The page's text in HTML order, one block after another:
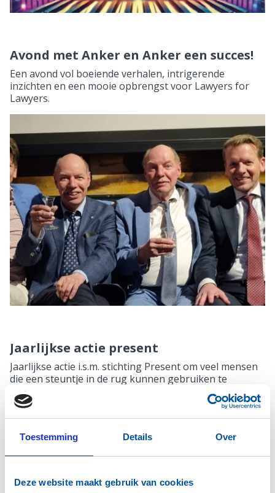
Toestemming Details Over
Deze website maakt gebruik van cookies
Avond met Anker en Anker een succes!
Een avond vol boeiende verhalen, intrigerende
inzichten en een mooie opbrengst voor Lawyers for
Lawyers.
Jaarlijkse actie present
Jaarlijkse actie i.s.m. stichting Present om veel mensen
die een steuntje in de rug kunnen gebruiken te
verblijden met een uitgebreid lunchpakket.